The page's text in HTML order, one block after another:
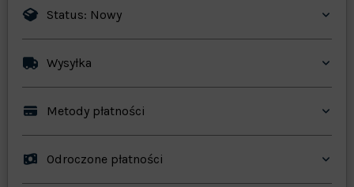
Status: Nowy
Wysyłka
Metody płatności
Odroczone płatności